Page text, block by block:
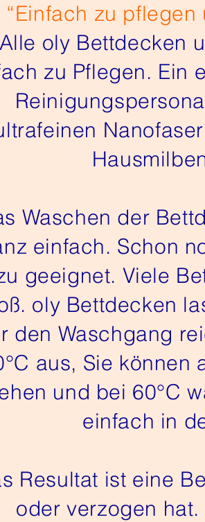
“Einfach zu
Alle oly Bettdecken
zu Pflegen. Ein
Waschen der
einfach. Schon
geeignet. Viele
oly Bettdecken
den Waschgang
aus, Sie
und bei 60°C
einfach in
Resultat ist eine
oder verzogen